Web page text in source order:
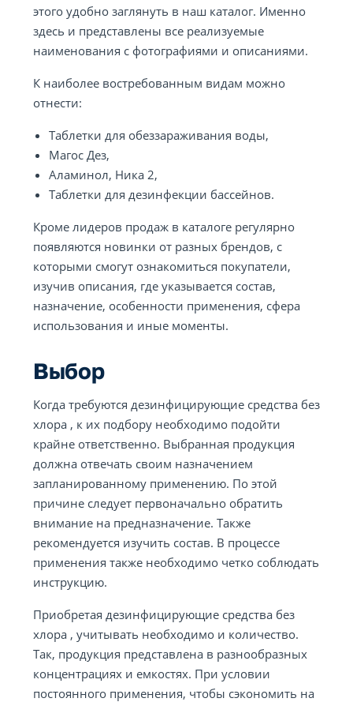
этого удобно заглянуть в наш каталог. Именно
здесь и представлены все реализуемые
наименования с фотографиями и описаниями.
К наиболее востребованным видам можно
отнести:
Таблетки для обеззараживания воды,
Магос Дез,
Аламинол, Ника 2,
Таблетки для дезинфекции бассейнов.
Кроме лидеров продаж в каталоге регулярно
появляются новинки от разных брендов, с
которыми смогут ознакомиться покупатели,
изучив описания, где указывается состав,
назначение, особенности применения, сфера
использования и иные моменты.
Выбор
Когда требуются дезинфицирующие средства без
хлора , к их подбору необходимо подойти
крайне ответственно. Выбранная продукция
должна отвечать своим назначением
запланированному применению. По этой
причине следует первоначально обратить
внимание на предназначение. Также
рекомендуется изучить состав. В процессе
применения также необходимо четко соблюдать
инструкцию.
Приобретая дезинфицирующие средства без
хлора , учитывать необходимо и количество.
Так, продукция представлена в разнообразных
концентрациях и емкостях. При условии
постоянного применения, чтобы сэкономить на